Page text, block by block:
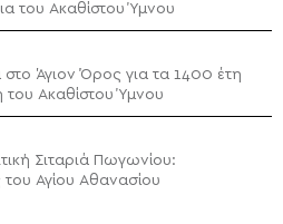
του Ακαθίστου Ύμνου
στο Άγιον Όρος για τα 1400 έτη
Ακαθίστου Ύμνου
Σιταριά Πωγωνίου:
του Αγίου Αθανασίου